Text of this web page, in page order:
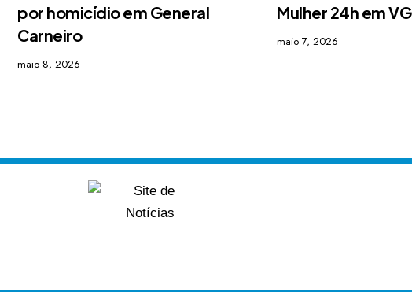
por homicídio em General
Carneiro
maio 8, 2026
Mulher 24h em VG
maio 7, 2026